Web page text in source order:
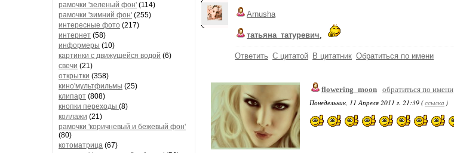
рамочки 'зеленый фон' (114)
рамочки 'зимний фон' (255)
интересные фото (217)
интернет (58)
информеры (10)
картинки с движущейся водой (6)
свечи (21)
открытки (358)
кино'мультфильмы (25)
клипарт (808)
кнопки переходы (8)
коллажи (21)
рамочки 'коричневый и бежевый фон'
(80)
котоматрица (67)
Arnusha
татьяна_татуревич,
Ответить С цитатой В цитатник Обратиться по имени
flowering_moon обратиться по имени
Понедельник, 11 Апреля 2011 г. 21:39 (ссылка )